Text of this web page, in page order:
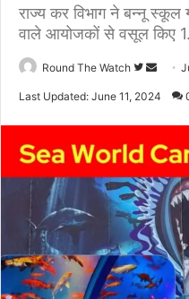
राज्य कर विभाग ने बन्नू स्कूल
वाले आयोजकों से वसूल किए
Round The Watch
Follow
Send
Last Updated: June 11, 2024